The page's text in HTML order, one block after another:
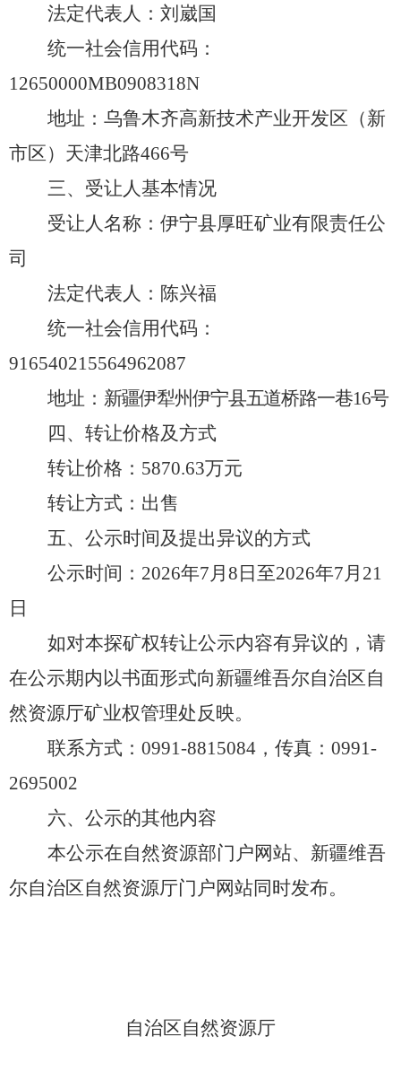
法定代表人： 刘崴国
统一社会信用代码：
12650000MB0908318N
地址 ： 乌鲁木齐高新技术产业开发区（新
市区）天津北路466号
三、受让人基本情况
受让人名称：伊宁县厚旺矿业有限责任公
司
法定代表人： 陈兴福
统一社会信用代码：
916540215564962087
地址 ： 新疆伊犁州伊宁县五道桥路一巷16号
四、转让价格及方式
转让价格： 5870.63万元
转让方式： 出售
五、公示时间及提出异议的方式
公示时间： 2026年7月 8 日至2026年7月 21
日
如对本探矿权转让公示内容有异议的，请
在公示期内以书面形式向新疆维吾尔自治区自
然资源厅矿业权管理处反映。
联系方式： 0991-8815084，传真：0991-
2695002
六、公示的其他内容
本公示在自然资源部门户网站、新疆维吾
尔自治区自然资源厅门户网站同时发布。
自治区自然资源厅